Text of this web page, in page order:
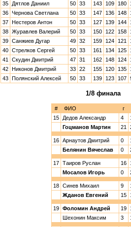
35
Дятлов Даниил 50 33 143 109 180
36
Чернова Светлана 50 33 147 136 148
37
Нестеров Антон 50 33 127 139 144
38
Журавлев Валерий 50 33 150 122 158
39
Санжиев Дугар 49 32 159 124 121
40
Стрелков Сергей 50 33 161 134 125
41
Скудин Дмитрий 47 31 162 148 124
42
Никонов Дмитрий 33 22 155 120 135
43
Полянский Алексей 50 33 139 123 107
1/8 финала
# ФИО
г
15
Дедов Александр 4
Гоцманов Мартин
21
16 Арнаутов Дмитрий 0
Белянин Вячеслав
0
17 Таиров Руслан 16
Мосалов Игорь
0
18 Синев Михаил 9
Жданов Евгений
15
19 Фоломин Андрей 19
Шехонин Максим
3